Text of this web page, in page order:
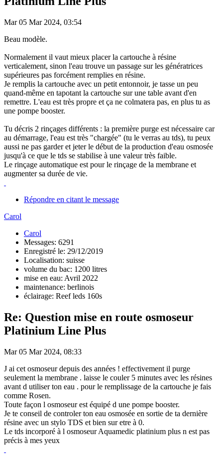
Mar 05 Mar 2024, 03:54
Beau modèle.
Normalement il vaut mieux placer la cartouche à résine
verticalement, sinon l'eau trouve un passage sur les génératrices
supérieures pas forcément remplies en résine.
Je remplis la cartouche avec un petit entonnoir, je tasse un peu
quand-même en tapotant la cartouche sur une table avant d'en
remettre. L'eau est très propre et ça ne colmatera pas, en plus tu as
une pompe booster.
Tu décris 2 rinçages différents : la première purge est nécessaire car
au démarrage, l'eau est très "chargée" (tu le verras au tds), tu peux
aussi ne pas garder et jeter le début de la production d'eau osmosée
jusqu'à ce que le tds se stabilise à une valeur très faible.
Le rinçage automatique est pour le rinçage de la membrane et
augmenter sa durée de vie.
Répondre en citant le message
Carol
Carol
Messages: 6291
Enregistré le: 29/12/2019
Localisation: suisse
volume du bac: 1200 litres
mise en eau: Avril 2022
maintenance: berlinois
éclairage: Reef leds 160s
Re: Question mise en route osmoseur
Platinium Line Plus
Mar 05 Mar 2024, 08:33
J ai cet osmoseur depuis des années ! effectivement il purge
seulement la membrane . laisse le couler 5 minutes avec les résines
avant d utiliser ton eau . pour le remplissage de la cartouche je fais
comme Rosen.
Toute façon l osmoseur est équipé d une pompe booster.
Je te conseil de controler ton eau osmosée en sortie de ta dernière
résine avec un stylo TDS et bien sur etre à 0.
Le tds incorporé à l osmoseur Aquamedic platinium plus n est pas
précis à mes yeux